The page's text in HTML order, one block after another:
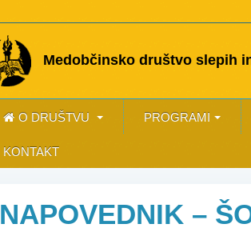
Medobčinsko društvo slepih
O DRUŠTVU PROGRAMI
KONTAKT
NAPOVEDNIK –